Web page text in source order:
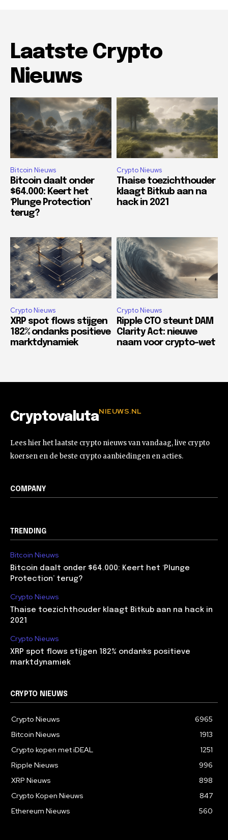
Laatste Crypto
Nieuws
Bitcoin Nieuws
Bitcoin daalt onder
$64.000: Keert het
‘Plunge Protection’
terug?
Crypto Nieuws
Thaise toezichthouder
klaagt Bitkub aan na
hack in 2021
Crypto Nieuws
XRP spot flows stijgen
182% ondanks positieve
marktdynamiek
Crypto Nieuws
Ripple CTO steunt DAM
Clarity Act: nieuwe
naam voor crypto-wet
CryptovalutaNIEUWS.NL
Lees hier het laatste crypto nieuws van vandaag, live crypto
koersen en de beste crypto aanbiedingen en acties.
COMPANY
TRENDING
Bitcoin Nieuws
Bitcoin daalt onder $64.000: Keert het ‘Plunge
Protection’ terug?
Crypto Nieuws
Thaise toezichthouder klaagt Bitkub aan na hack in
2021
Crypto Nieuws
XRP spot flows stijgen 182% ondanks positieve
marktdynamiek
CRYPTO NIEUWS
Crypto Nieuws
6965
Bitcoin Nieuws
1913
Crypto kopen met iDEAL
1251
Ripple Nieuws
996
XRP Nieuws
898
Crypto Kopen Nieuws
847
Ethereum Nieuws
560